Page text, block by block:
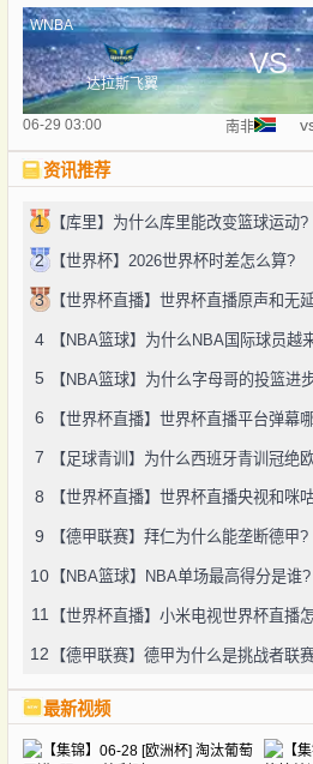
WNBA
达拉斯飞翼
VS
06-29 03:00 南非
资讯推荐
1 【库里】为什么库里能改变篮球运动?
2 【世界杯】2026世界杯时差怎么算?
3 【世界杯直播】世界杯直播原声和无
4 【NBA篮球】为什么NBA国际球员越
5 【NBA篮球】为什么字母哥的投篮进
6 【世界杯直播】世界杯直播平台弹幕
7 【足球青训】为什么西班牙青训冠绝
8 【世界杯直播】世界杯直播央视和咪
9 【德甲联赛】拜仁为什么能垄断德甲?
10 【NBA篮球】NBA单场最高得分是谁?
11 【世界杯直播】小米电视世界杯直播
12 【德甲联赛】德甲为什么是挑战者联
最新视频